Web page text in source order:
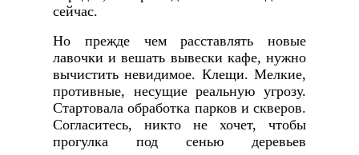
сейчас.
Но прежде чем расставлять новые
лавочки и вешать вывески кафе, нужно
вычистить невидимое. Клещи. Мелкие,
противные, несущие реальную угрозу.
Стартовала обработка парков и скверов.
Согласитесь, никто не хочет, чтобы
прогулка под сенью деревьев